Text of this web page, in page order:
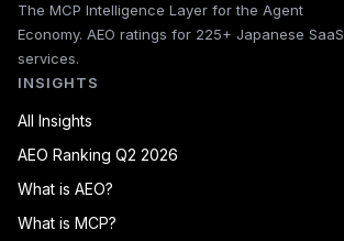
The MCP Intelligence Layer for the Agent
Economy. AEO ratings for 225+ Japanese SaaS
services.
INSIGHTS
All Insights
AEO Ranking Q2 2026
What is AEO?
What is MCP?